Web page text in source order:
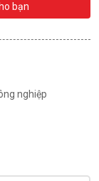
bạn
nghiệp